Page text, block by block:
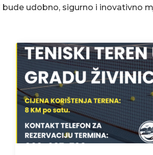
udobno, sigurno i inovativno